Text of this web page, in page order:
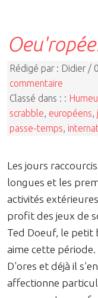
Rédigé par : Didier /
commentaire
Classé dans : :
scrabble, européens,
passe-temps,
Les jours
longues et les
activités
profit des jeux de
Ted Doeuf, le petit
aime cette période.
D'ores et déjà il
affectionne